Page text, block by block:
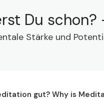
Du schon?
Stärke und
gut? Why is